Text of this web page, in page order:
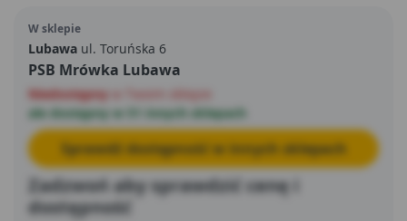
zapewnia duży zapas ręcznika, dzięki czemu produkt
jest wygodny przy częstym użytkowaniu i dobrze
sprawdzi się w okresie wzmożonych prac domowych.
W sklepie
Lubawa ul. Toruńska 6
PSB Mrówka Lubawa
Niedostępny
ale dostępny w 51 innych sklepach
Sprawdź dostępność w innych sklepach
Zadzwoń aby sprawdzić cenę i
dostępność